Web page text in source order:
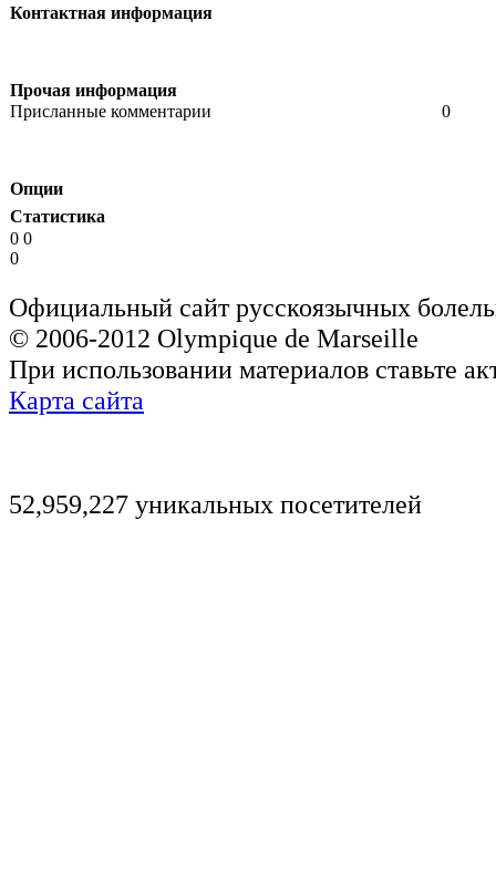
Контактная информация
Прочая информация
Присланные комментарии
0
Опции
Статистика
0 0
0
Официальный сайт русскоязычных
© 2006-2012 Olympique de Marseille
При использовании материалов ставьте
Карта сайта
52,959,227 уникальных посетителей